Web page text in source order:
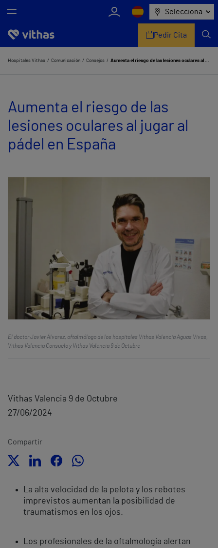
Selecciona
Nosotros
Servicios de salud
Equipo médico y asistencial
Información útil
Comunicación
Pedir Cita
Hospitales Vithas Comunicación Consejos Aumenta el riesgo de las lesiones oculares al jugar al pádel en España
Aumenta el riesgo de las
lesiones oculares al jugar al
pádel en España
El doctor Javier Álvarez, oftalmólogo de los hospitales Vithas Valencia Aguas Vivas,
Vithas Valencia Consuelo y Vithas Valencia 9 de Octubre
Vithas Valencia 9 de Octubre
27/06/2024
Compartir
La alta velocidad de la pelota y los rebotes
imprevistos aumentan la posibilidad de
traumatismos en los ojos.
Los profesionales de la oftalmología alertan